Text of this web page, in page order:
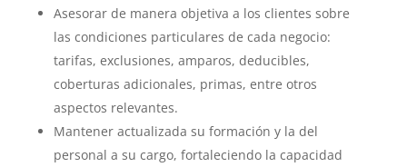
Asesorar de manera objetiva a los clientes sobre
las condiciones particulares de cada negocio:
tarifas, exclusiones, amparos, deducibles,
coberturas adicionales, primas, entre otros
aspectos relevantes.
Mantener actualizada su formación y la del
personal a su cargo, fortaleciendo la capacidad